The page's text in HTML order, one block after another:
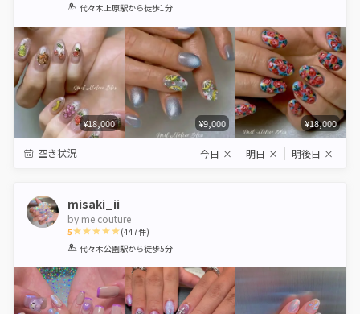
1 2 3 4 5
代々木上原駅から徒歩1分
¥18,000 ¥9,000 ¥18,000
空き状況 今日 × 明日 × 明後日 ×
misaki_ii
by me couture
5
1 2 3 4 5
(447件)
代々木公園駅から徒歩5分